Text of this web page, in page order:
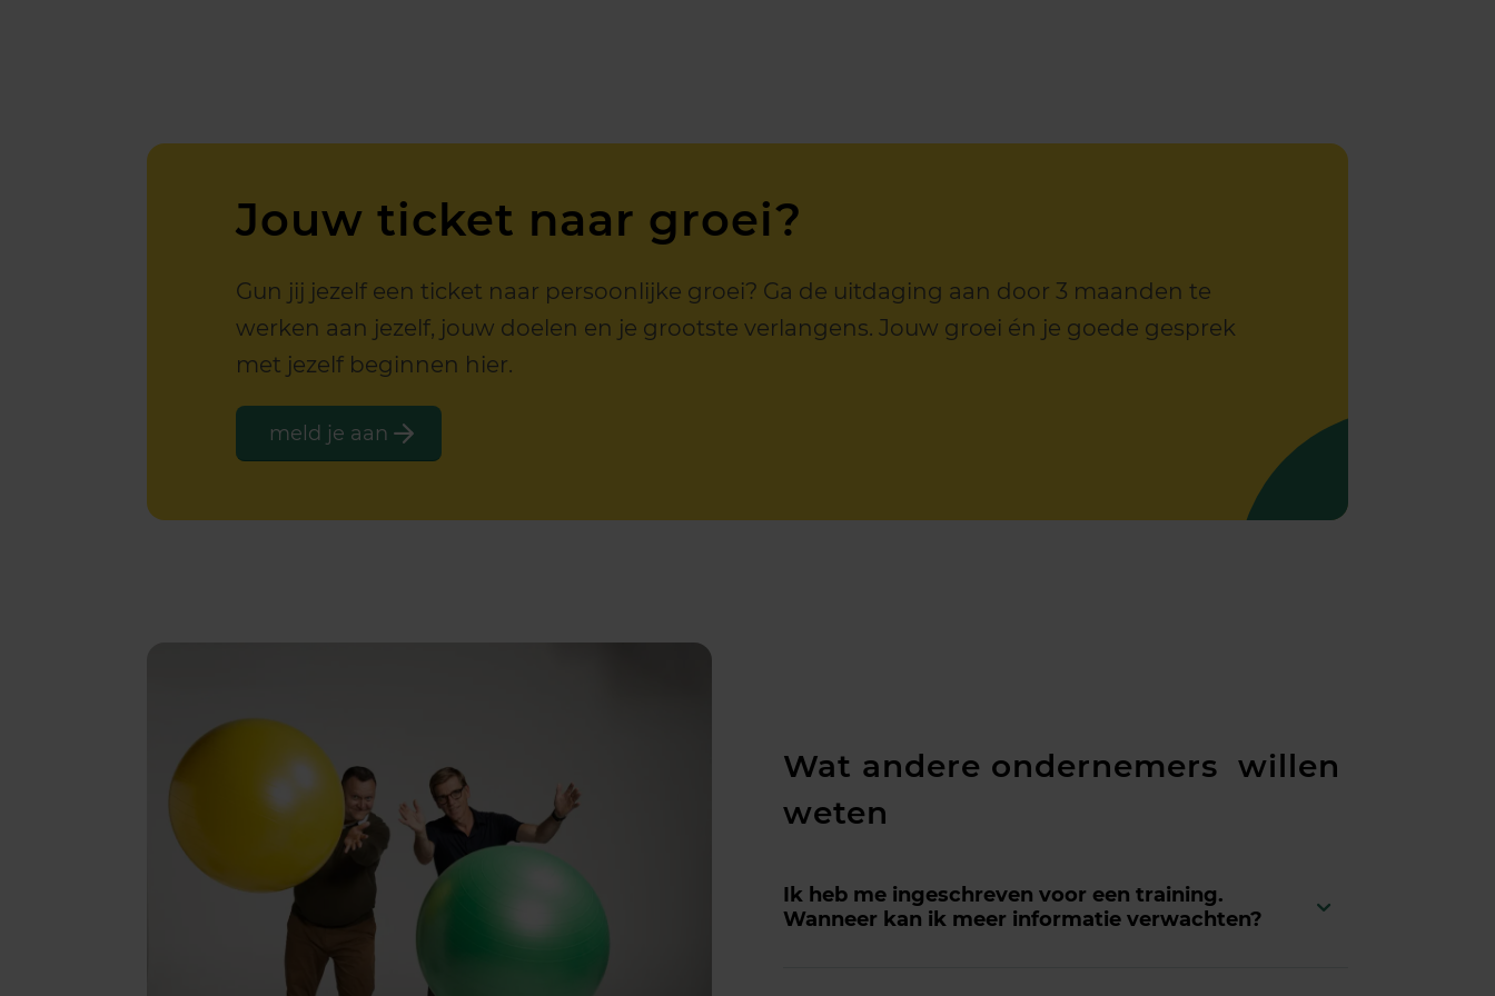
Jouw ticket naar groei?
Gun jij jezelf een ticket naar persoonlijke groei? Ga de uitdaging aan door 3 maanden te
werken aan jezelf, jouw doelen en je grootste verlangens. Jouw groei én je goede gesprek
met jezelf beginnen hier.
meld je aan
Wat andere ondernemers willen
weten
Ik heb me ingeschreven voor een training.
Wanneer kan ik meer informatie verwachten?